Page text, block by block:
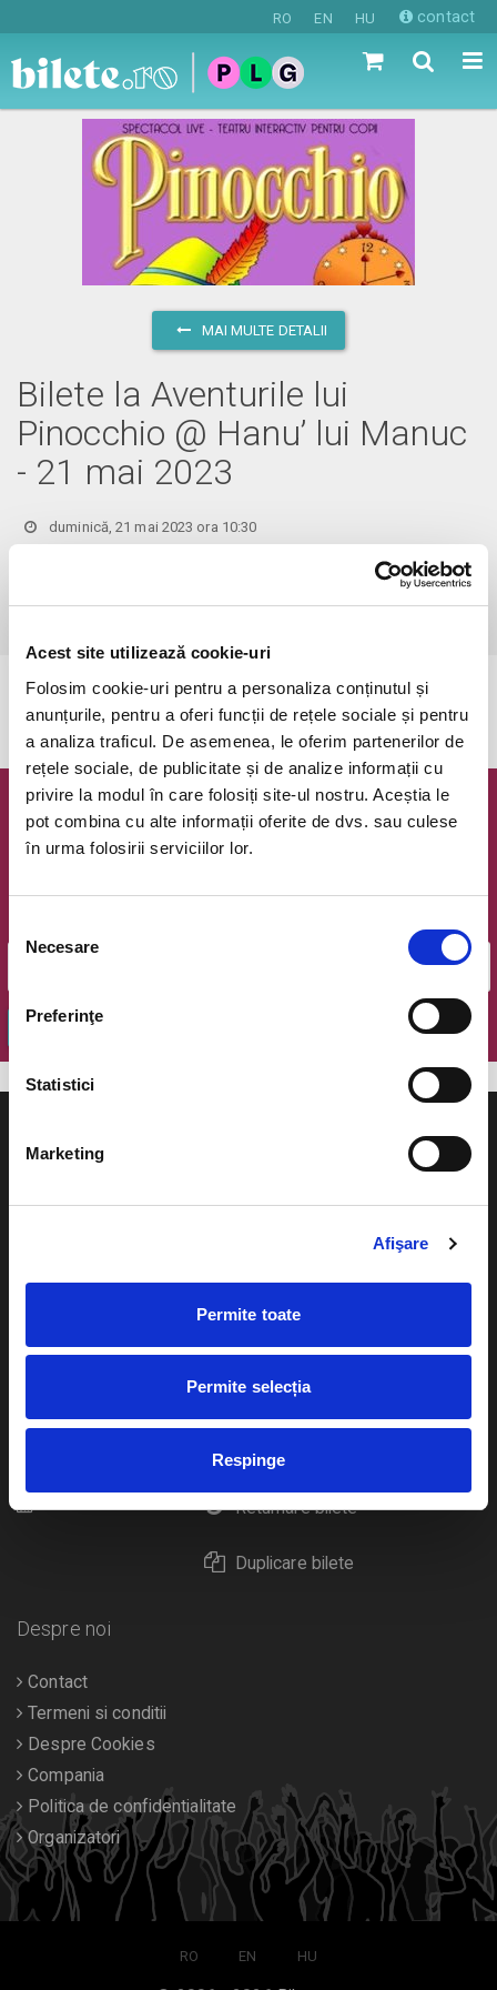
Acest site utilizează cookie-uri
Folosim cookie-uri pentru a personaliza conținutul și
anunțurile, pentru a oferi funcții de rețele sociale și pentru
a analiza traficul. De asemenea, le oferim partenerilor de
rețele sociale, de publicitate și de analize informații cu
privire la modul în care folosiți site-ul nostru. Aceștia le
pot combina cu alte informații oferite de dvs. sau culese
în urma folosirii serviciilor lor.
consimțământului
Necesare
Preferinţe
Statistici
Marketing
Afişare
Permite toate
Permite selecția
Respinge
RO EN HU contact
MAI MULTE DETALII
Bilete la Aventurile lui
Pinocchio @ Hanu’ lui Manuc
- 21 mai 2023
duminică, 21 mai 2023 ora 10:30
Evenimentul a expirat.
Newsletter @ Bilete.ro
OK
Cum comand bilete?
eBilet printat acasa
Livrare prin curier
Returnare bilete
Duplicare bilete
Cultura
Calendar
Despre noi
Contact
Termeni si conditii
Despre Cookies
Compania
Politica de confidentialitate
Organizatori
RO EN HU